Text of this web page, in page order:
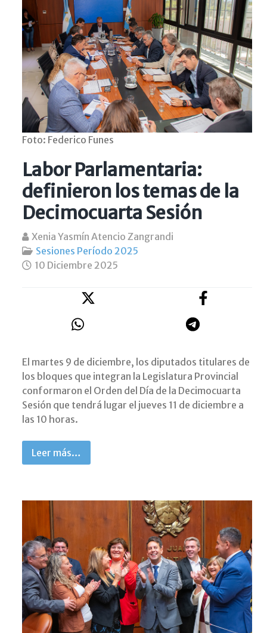
Foto: Federico Funes
Labor Parlamentaria:
definieron los temas de la
Decimocuarta Sesión
Xenia Yasmín Atencio Zangrandi
Sesiones Período 2025
10 Diciembre 2025
El martes 9 de diciembre, los diputados titulares de
los bloques que integran la Legislatura Provincial
conformaron el Orden del Día de la Decimocuarta
Sesión que tendrá lugar el jueves 11 de diciembre a
las 10 horas.
Leer más…